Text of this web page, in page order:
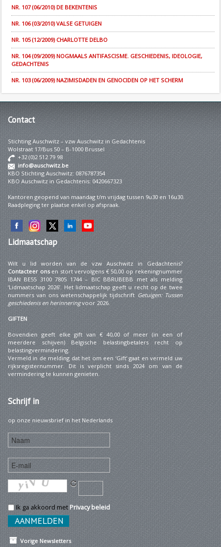
NR. 107 (06/2010) DE BEKENTENIS
NR. 106 (03/2010) VALSE GETUIGEN
NR. 105 (12/2009) CHARLOTTE DELBO
NR. 104 (09/2009) NOGMAALS ANTIFASCISME. GESCHIEDENIS, IDEOLOGIE,
GEDACHTENIS
NR. 103 (06/2009) NAZIMISDADEN EN GENOCIDEN OP HET SCHERM
Contact
Stichting Auschwitz – vzw Auschwitz in Gedachtenis
Wolstraat 17/Bus 50 – B-1000 Brussel
+32 (0)2 512 79 98
info@auschwitz.be
KBO Stichting Auschwitz: 0876787354
KBO Auschwitz in Gedachtenis: 0420667323
Kantoren geopend van maandag t/m vrijdag tussen 9u30 en 16u30.
Raadpleging ter plaatse enkel op afspraak.
Lidmaatschap
Wilt u lid worden van de vzw Auschwitz in Gedachtenis?
Contacteer onsen stort vervolgens € 50,00 op rekeningnummer
IBAN BE55 3100 7805 1744 – BIC BBRUBEBB met als melding
‘Lidmaatschap 2026’. Het lidmaatschap geeft u recht op de twee
nummers van ons wetenschappelijk tijdschrift Getuigen: Tussen
geschiedenis en herinneringvoor 2026.
GIFTEN
Bovendien geeft elke gift van € 40,00 of meer (in een of
meerdere schijven) Belgische belastingbetalers recht op
belastingvermindering.
Vermeld in de melding dat het om een ‘Gift’ gaat en vermeld uw
rijksregisternummer. Dit is verplicht sinds 2024 om van de
vermindering te kunnen genieten.
Schrijfin
op onze nieuwsbrief in het Nederlands
Ik ga akkoord metPrivacy beleid
Vorige Newsletters